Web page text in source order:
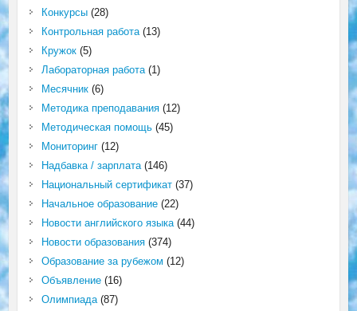
Конкурсы(28)
Контрольная работа(13)
Кружок(5)
Лабораторная работа(1)
Месячник(6)
Методика преподавания(12)
Методическая помощь(45)
Мониторинг(12)
Надбавка / зарплата(146)
Национальный сертификат(37)
Начальное образование(22)
Новости английского языка(44)
Новости образования(374)
Образование за рубежом (12)
Объявление(16)
Олимпиада(87)